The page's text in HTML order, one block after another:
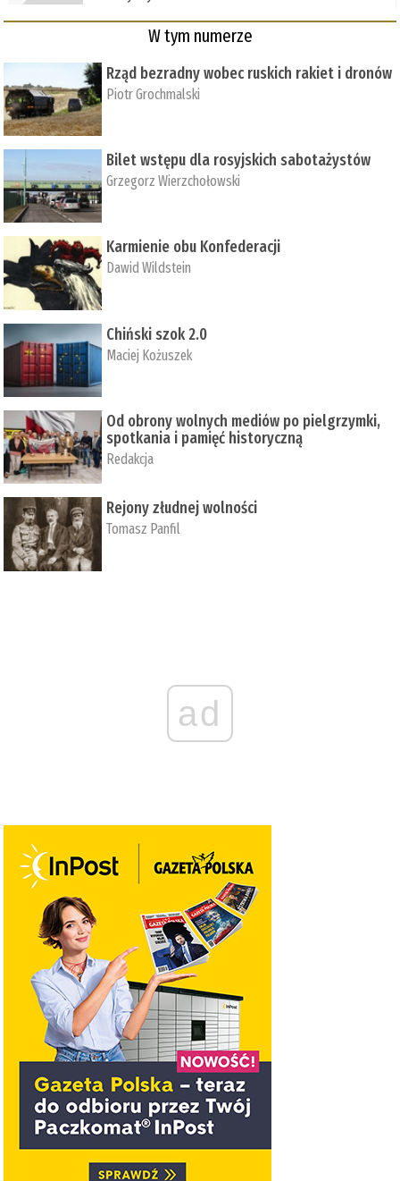
W tym numerze
Rząd bezradny wobec ruskich rakiet i dronów
Piotr Grochmalski
Bilet wstępu dla rosyjskich sabotażystów
Grzegorz Wierzchołowski
Karmienie obu Konfederacji
Dawid Wildstein
Chiński szok 2.0
Maciej Kożuszek
Od obrony wolnych mediów po pielgrzymki,
spotkania i pamięć historyczną
Redakcja
Rejony złudnej wolności
Tomasz Panfil
ad